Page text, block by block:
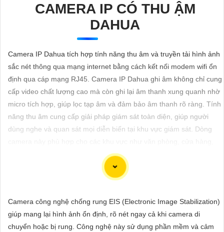
LẮP
ĐẶT
PHỤ
KIỆN
VẤN
DỊCH
CAMERA IP CÓ THU ẬM
DAHUA
Camera IP Dahua tích hợp tính năng thu âm và truyền tải hình ảnh
sắc nét thông qua mạng internet bằng cách kết nối modem wifi ổn
định qua cáp mạng RJ45. Camera IP Dahua ghi âm không chỉ cung
cấp video chất lượng cao mà còn ghi lại âm thanh xung quanh nhờ
micro tích hợp, giúp lọc tạp âm và đảm bảo âm thanh rõ ràng. Tính
năng thu âm cung cấp giải pháp giám sát toàn diện, giúp người
dùng nghe và quan sát mọi diễn biến tại khu vực giám sát. Dòng
Camera công nghệ chống rung EIS (Electronic Image Stabilization)
giúp mang lại hình ảnh ổn định, rõ nét ngay cả khi camera di
chuyển hoặc bị rung. Công nghệ này sử dụng phần mềm và cảm